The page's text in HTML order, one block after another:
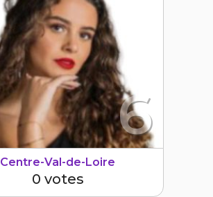
6
Centre-Val-de-Loire
0 votes